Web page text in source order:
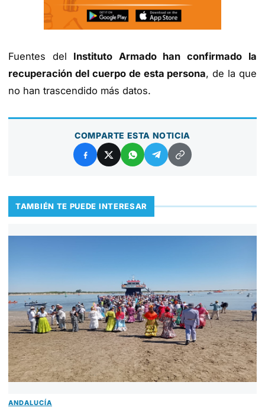
Fuentes del Instituto Armado han confirmado la
recuperación del cuerpo de esta persona, de la que
no han trascendido más datos.
COMPARTE ESTA NOTICIA
TAMBIÉN TE PUEDE INTERESAR
ANDALUCÍA